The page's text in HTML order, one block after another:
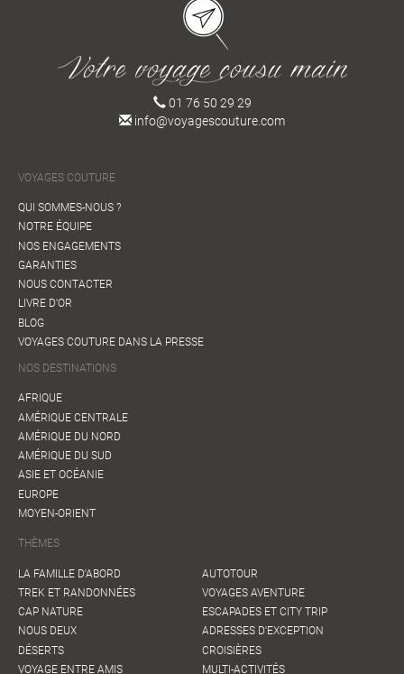
01 76 50 29 29
info@voyagescouture.com
VOYAGES COUTURE
QUI SOMMES-NOUS ?
NOTRE ÉQUIPE
NOS ENGAGEMENTS
GARANTIES
NOUS CONTACTER
LIVRE D'OR
BLOG
VOYAGES COUTURE DANS LA PRESSE
NOS DESTINATIONS
AFRIQUE
AMÉRIQUE CENTRALE
AMÉRIQUE DU NORD
AMÉRIQUE DU SUD
ASIE ET OCÉANIE
EUROPE
MOYEN-ORIENT
THÈMES
LA FAMILLE D'ABORD
TREK ET RANDONNÉES
CAP NATURE
NOUS DEUX
DÉSERTS
VOYAGE ENTRE AMIS
AUTOTOUR
VOYAGES AVENTURE
ESCAPADES ET CITY TRIP
ADRESSES D'EXCEPTION
CROISIÈRES
MULTI-ACTIVITÉS